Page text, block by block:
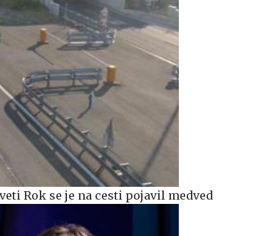
Rok se je na cesti pojavil medved